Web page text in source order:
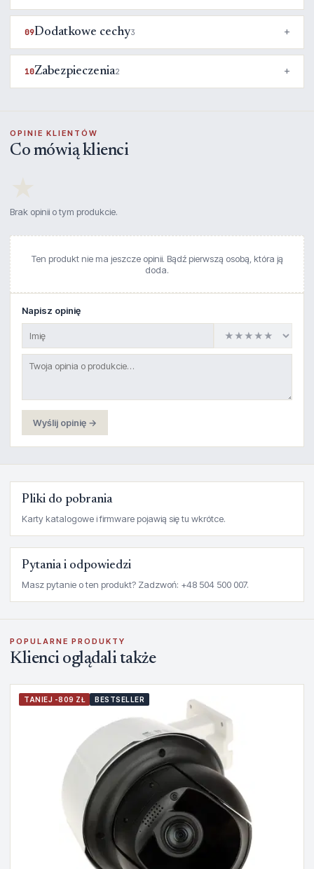
09Dodatkowe cechy3
10Zabezpieczenia2
OPINIE KLIENTÓW
Co mówią klienci
Brak opinii o tym produkcie.
Ten produkt nie ma jeszcze opinii. Bądź pierwszą osobą, która ją
doda.
Napisz opinię
Wyślij opinię →
Pliki do pobrania
Karty katalogowe i firmware pojawią się tu wkrótce.
Pytania i odpowiedzi
Masz pytanie o ten produkt? Zadzwoń: +48 504 500 007.
POPULARNE PRODUKTY
Klienci oglądali także
TANIEJ -809 ZŁ BESTSELLER